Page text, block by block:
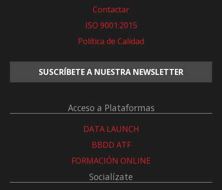
Contactar
ISO 9001:2015
Política de Calidad
SUSCRÍBETE A NUESTRA NEWSLETTER
Acceso a Plataformas
DATA LAUNCH
BBDD ATF
FORMACIÓN ONLINE
Socialízate